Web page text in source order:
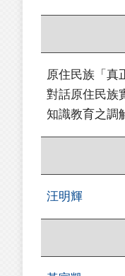
原住民族「真
對話原住民族
知識教育之調
汪明輝